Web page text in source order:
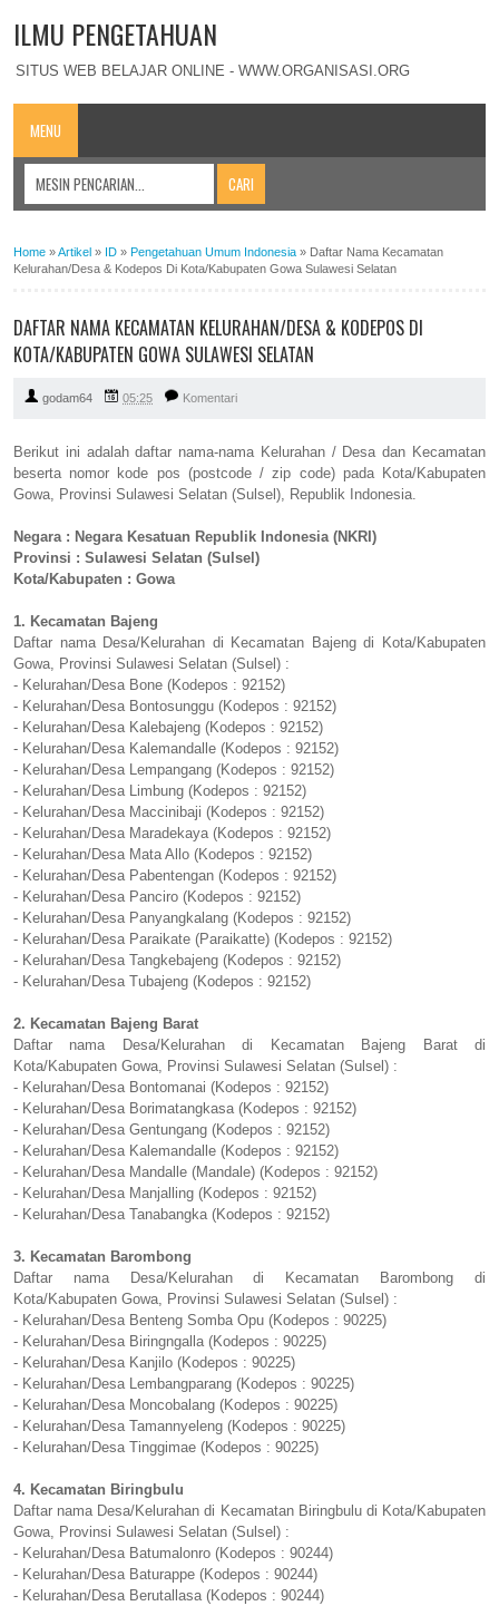
ILMU PENGETAHUAN
SITUS WEB BELAJAR ONLINE - WWW.ORGANISASI.ORG
MENU
Home »Artikel » ID » Pengetahuan Umum Indonesia » Daftar Nama Kecamatan
Kelurahan/Desa & Kodepos Di Kota/Kabupaten Gowa Sulawesi Selatan
DAFTAR NAMA KECAMATAN KELURAHAN/DESA & KODEPOS DI
KOTA/KABUPATEN GOWA SULAWESI SELATAN
godam64 05:25 Komentari
Berikut ini adalah daftar nama-nama Kelurahan / Desa dan Kecamatan
beserta nomor kode pos (postcode / zip code) pada Kota/Kabupaten
Gowa, Provinsi Sulawesi Selatan (Sulsel), Republik Indonesia.
Negara : Negara Kesatuan Republik Indonesia (NKRI)
Provinsi : Sulawesi Selatan (Sulsel)
Kota/Kabupaten : Gowa
1. Kecamatan Bajeng
Daftar nama Desa/Kelurahan di Kecamatan Bajeng di Kota/Kabupaten
Gowa, Provinsi Sulawesi Selatan (Sulsel) :
- Kelurahan/Desa Bone (Kodepos : 92152)
- Kelurahan/Desa Bontosunggu (Kodepos : 92152)
- Kelurahan/Desa Kalebajeng (Kodepos : 92152)
- Kelurahan/Desa Kalemandalle (Kodepos : 92152)
- Kelurahan/Desa Lempangang (Kodepos : 92152)
- Kelurahan/Desa Limbung (Kodepos : 92152)
- Kelurahan/Desa Maccinibaji (Kodepos : 92152)
- Kelurahan/Desa Maradekaya (Kodepos : 92152)
- Kelurahan/Desa Mata Allo (Kodepos : 92152)
- Kelurahan/Desa Pabentengan (Kodepos : 92152)
- Kelurahan/Desa Panciro (Kodepos : 92152)
- Kelurahan/Desa Panyangkalang (Kodepos : 92152)
- Kelurahan/Desa Paraikate (Paraikatte) (Kodepos : 92152)
- Kelurahan/Desa Tangkebajeng (Kodepos : 92152)
- Kelurahan/Desa Tubajeng (Kodepos : 92152)
2. Kecamatan Bajeng Barat
Daftar nama Desa/Kelurahan di Kecamatan Bajeng Barat di
Kota/Kabupaten Gowa, Provinsi Sulawesi Selatan (Sulsel) :
- Kelurahan/Desa Bontomanai (Kodepos : 92152)
- Kelurahan/Desa Borimatangkasa (Kodepos : 92152)
- Kelurahan/Desa Gentungang (Kodepos : 92152)
- Kelurahan/Desa Kalemandalle (Kodepos : 92152)
- Kelurahan/Desa Mandalle (Mandale) (Kodepos : 92152)
- Kelurahan/Desa Manjalling (Kodepos : 92152)
- Kelurahan/Desa Tanabangka (Kodepos : 92152)
3. Kecamatan Barombong
Daftar nama Desa/Kelurahan di Kecamatan Barombong di
Kota/Kabupaten Gowa, Provinsi Sulawesi Selatan (Sulsel) :
- Kelurahan/Desa Benteng Somba Opu (Kodepos : 90225)
- Kelurahan/Desa Biringngalla (Kodepos : 90225)
- Kelurahan/Desa Kanjilo (Kodepos : 90225)
- Kelurahan/Desa Lembangparang (Kodepos : 90225)
- Kelurahan/Desa Moncobalang (Kodepos : 90225)
- Kelurahan/Desa Tamannyeleng (Kodepos : 90225)
- Kelurahan/Desa Tinggimae (Kodepos : 90225)
4. Kecamatan Biringbulu
Daftar nama Desa/Kelurahan di Kecamatan Biringbulu di Kota/Kabupaten
Gowa, Provinsi Sulawesi Selatan (Sulsel) :
- Kelurahan/Desa Batumalonro (Kodepos : 90244)
- Kelurahan/Desa Baturappe (Kodepos : 90244)
- Kelurahan/Desa Berutallasa (Kodepos : 90244)